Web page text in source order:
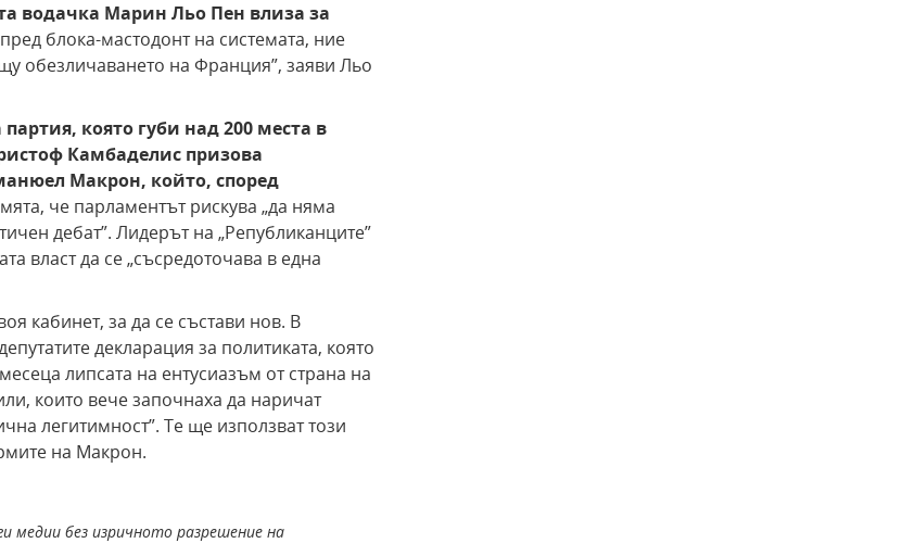
водачка Марин Льо Пен влиза за
блока-мастодонт на системата, ние
обезличаването на Франция”, заяви Льо
която губи над 200 места в
Камбаделис призова
Макрон, който, според
че парламентът рискува „да няма
дебат”. Лидерът на „Републиканците”
власт да се „съсредоточава в една
кабинет, за да се състави нов. В
декларация за политиката, която
липсата на ентусиазъм от страна на
които вече започнаха да наричат
легитимност”. Те ще използват този
на Макрон.
медии без изричното разрешение на